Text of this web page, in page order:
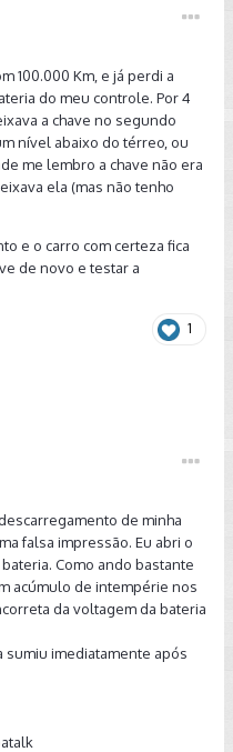
100.000 Km, e já perdi a
do meu controle. Por 4
a chave no segundo
nível abaixo do térreo, ou
me lembro a chave não era
ela (mas não tenho
e o carro com certeza fica
de novo e testar a
1
de minha
falsa impressão. Eu abri o
Como ando bastante
acúmulo de intempérie nos
da voltagem da bateria
sumiu imediatamente após